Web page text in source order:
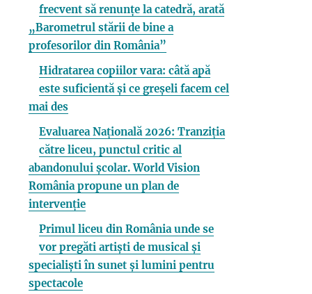
frecvent să renunțe la catedră, arată
„Barometrul stării de bine a
profesorilor din România”
Hidratarea copiilor vara: câtă apă
este suficientă și ce greșeli facem cel
mai des
Evaluarea Națională 2026: Tranziția
către liceu, punctul critic al
abandonului școlar. World Vision
România propune un plan de
intervenție
Primul liceu din România unde se
vor pregăti artiști de musical și
specialiști în sunet și lumini pentru
spectacole